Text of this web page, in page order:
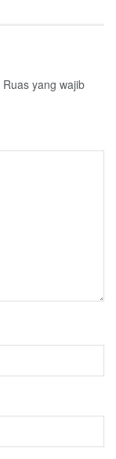
Ruas yang wajib